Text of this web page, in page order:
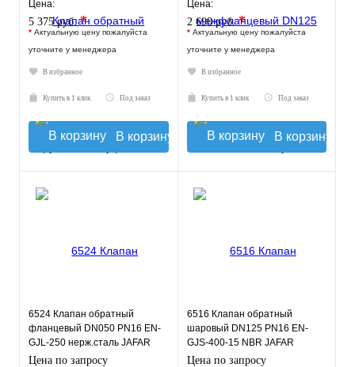
Цена:
5 375 руб.*
* Актуальную цену пожалуйста
уточните у менеджера
В избранное
Купить в 1 клик Под заказ
В корзину
Цена:
2 690 руб.*
* Актуальную цену пожалуйста
уточните у менеджера
В избранное
Купить в 1 клик Под заказ
В корзину
6524 Клапан обратный
фланцевый DN050 PN16 EN-
GJL-250 нерж.сталь JAFAR
Цена по запросу
6516 Клапан обратный
шаровый DN125 PN16 EN-
GJS-400-15 NBR JAFAR
Цена по запросу